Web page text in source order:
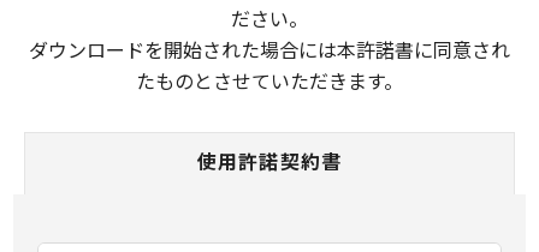
ださい。
ダウンロードを開始された場合には本許諾書に同意され
たものとさせていただきます。
使用許諾契約書